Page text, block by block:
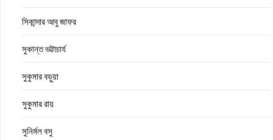
সিকান্দার আবু জাফর
সুকান্ত ভট্টাচার্য
সুকুমার বড়ুয়া
সুকুমার রায়
সুনির্মল বসু